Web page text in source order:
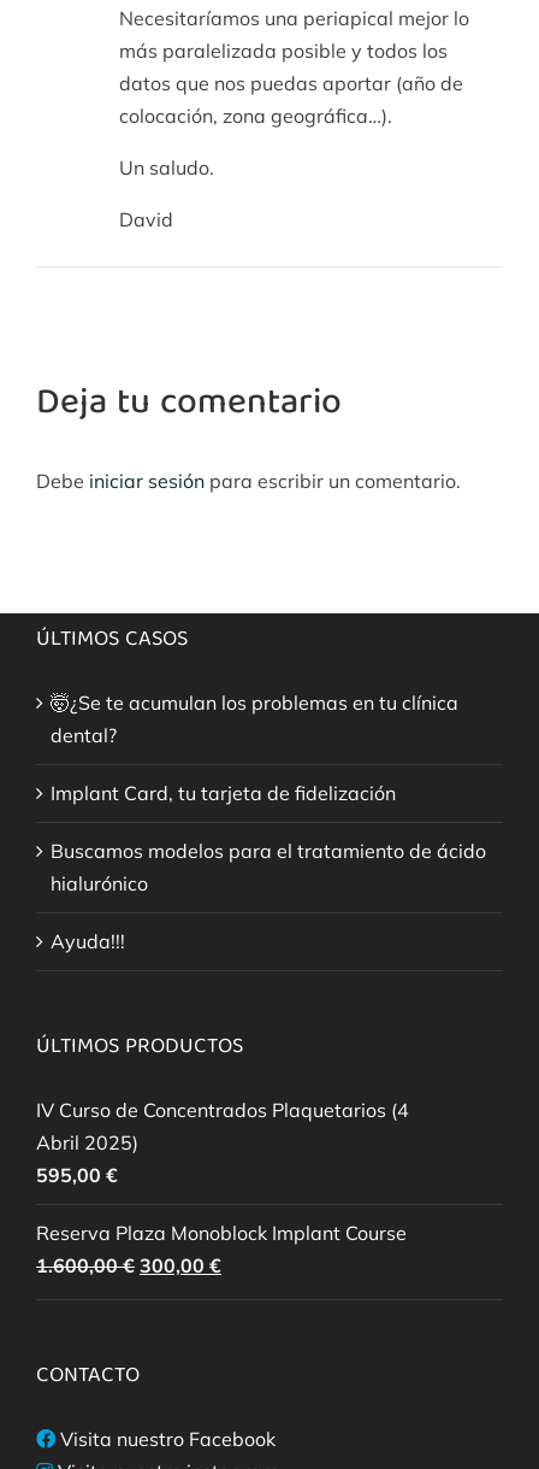
Necesitaríamos una periapical mejor lo
más paralelizada posible y todos los
datos que nos puedas aportar (año de
colocación, zona geográfica…).
Un saludo.
David
Deja tu comentario
Debe iniciar sesión para escribir un comentario.
ÚLTIMOS CASOS
🤯¿Se te acumulan los problemas en tu clínica
dental?
Implant Card, tu tarjeta de fidelización
Buscamos modelos para el tratamiento de ácido
hialurónico
Ayuda!!!
ÚLTIMOS PRODUCTOS
IV Curso de Concentrados Plaquetarios (4
Abril 2025)
595,00 €
Reserva Plaza Monoblock Implant Course
1.600,00€ El
precio
300,00 €
precio
CONTACTO
Visita nuestro Facebook